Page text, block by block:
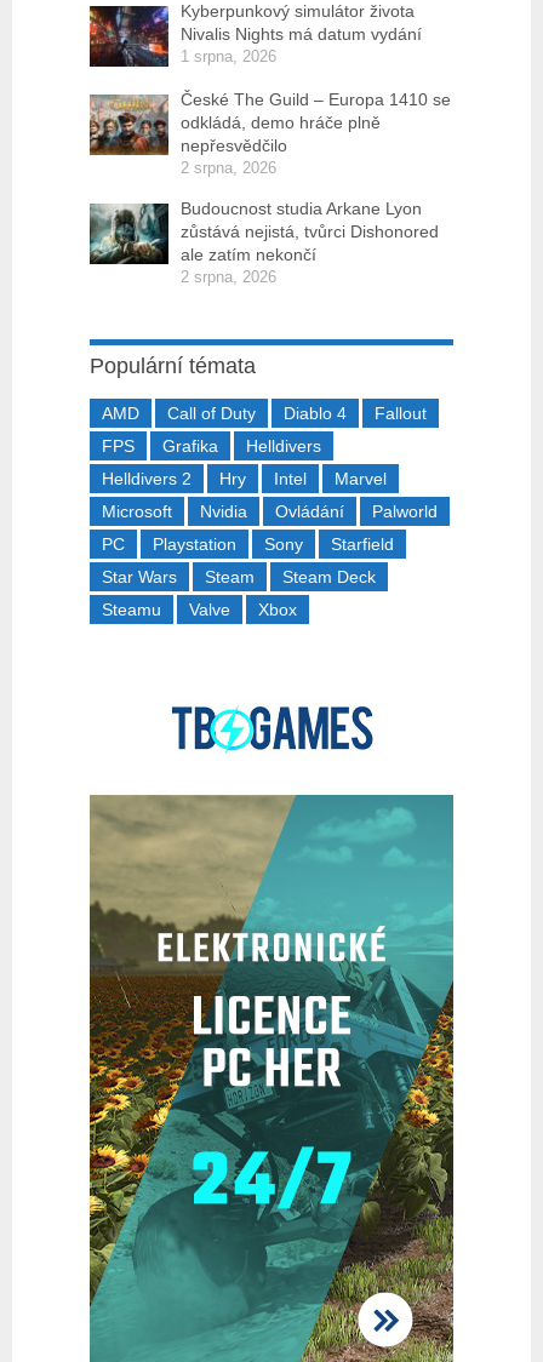
Kyberpunkový simulátor života
Nivalis Nights má datum vydání
1 srpna, 2026
České The Guild – Europa 1410 se
odkládá, demo hráče plně
nepřesvědčilo
2 srpna, 2026
Budoucnost studia Arkane Lyon
zůstává nejistá, tvůrci Dishonored
ale zatím nekončí
2 srpna, 2026
Populární témata
AMD Call of Duty Diablo 4
Fallout
FPS
Grafika
Helldivers
Helldivers 2
Hry Intel
Marvel
Microsoft
Nvidia Ovládání
Palworld
PC
Playstation Sony
Starfield
Star Wars
Steam
Steam Deck
Steamu
Valve Xbox